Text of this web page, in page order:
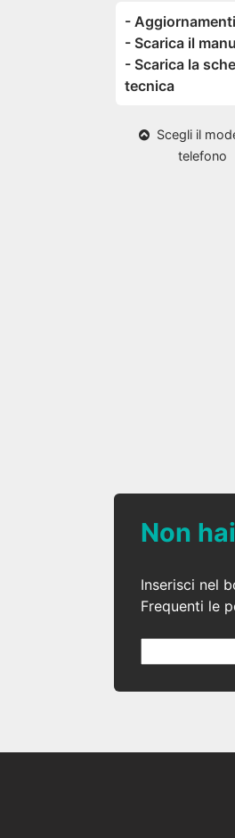
- Aggiornamenti
- Scarica il
- Scarica la
tecnica
Scegli il
telefono
Non
Inserisci nel
Frequenti le